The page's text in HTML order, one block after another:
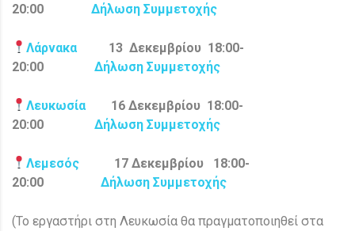
20:00
Δήλωση Συμμετοχής
Λάρνακα 13 Δεκεμβρίου 18:00-
20:00
Δήλωση Συμμετοχής
Λευκωσία 16 Δεκεμβρίου 18:00-
20:00
Δήλωση Συμμετοχής
Λεμεσός 17 Δεκεμβρίου
18:00-
20:00
Δήλωση Συμμετοχής
(Το εργαστήρι στη Λευκωσία θα πραγματοποιηθεί στα